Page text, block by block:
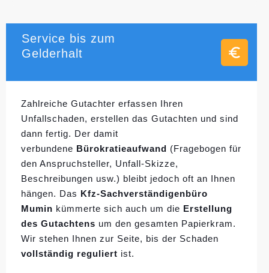
Service bis zum
Gelderhalt
Zahlreiche Gutachter erfassen Ihren
Unfallschaden, erstellen das Gutachten und sind
dann fertig. Der damit
verbundene Bürokratieaufwand (Fragebogen für
den Anspruchsteller, Unfall-Skizze,
Beschreibungen usw.) bleibt jedoch oft an Ihnen
hängen. Das Kfz-Sachverständigenbüro
Mumin kümmerte sich auch um die Erstellung
des Gutachtens um den gesamten Papierkram.
Wir stehen Ihnen zur Seite, bis der Schaden
vollständig reguliert ist.